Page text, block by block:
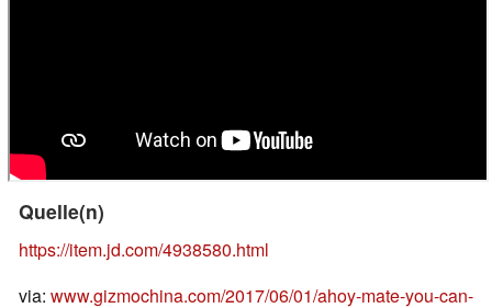
Quelle(n)
https://item.jd.com/4938580.html
via: www.gizmochina.com/2017/06/01/ahoy-mate-you-can-